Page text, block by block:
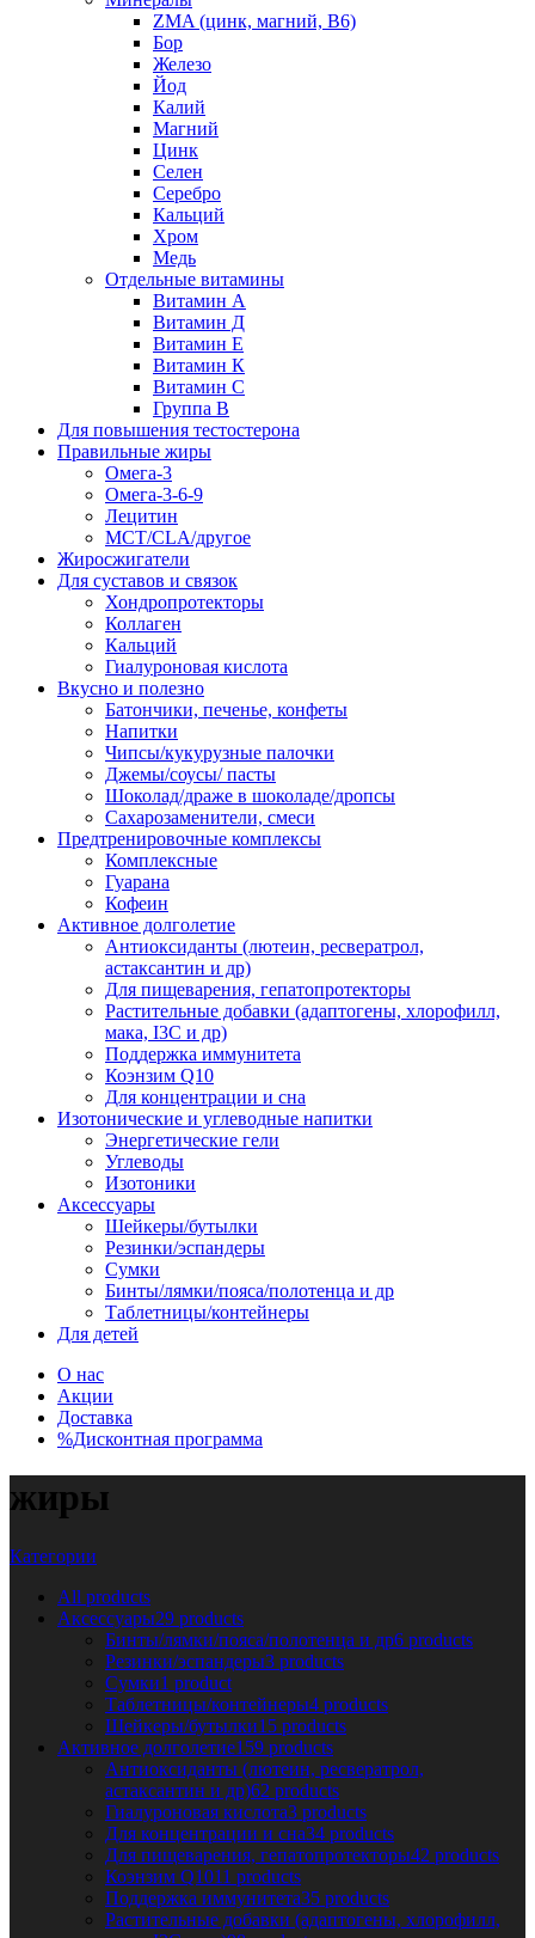
ZMA (цинк, магний, В6)
Бор
Железо
Йод
Калий
Магний
Цинк
Селен
Серебро
Кальций
Хром
Медь
Отдельные витамины
Витамин А
Витамин Д
Витамин Е
Витамин К
Витамин С
Группа В
Для повышения тестостерона
Правильные жиры
Омега-3
Омега-3-6-9
Лецитин
MCT/CLA/другое
Жиросжигатели
Для суставов и связок
Хондропротекторы
Коллаген
Кальций
Гиалуроновая кислота
Вкусно и полезно
Батончики, печенье, конфеты
Напитки
Чипсы/кукурузные палочки
Джемы/соусы/ пасты
Шоколад/драже в шоколаде/дропсы
Сахарозаменители, смеси
Предтренировочные комплексы
Комплексные
Гуарана
Кофеин
Активное долголетие
Антиоксиданты (лютеин, ресвератрол,
астаксантин и др)
Для пищеварения, гепатопротекторы
Растительные добавки (адаптогены, хлорофилл,
мака, I3C и др)
Поддержка иммунитета
Коэнзим Q10
Для концентрации и сна
Изотонические и углеводные напитки
Энергетические гели
Углеводы
Изотоники
Аксессуары
Шейкеры/бутылки
Резинки/эспандеры
Сумки
Бинты/лямки/пояса/полотенца и др
Таблетницы/контейнеры
Для детей
О нас
Акции
Доставка
%Дисконтная программа
жиры
Категории
All products
Аксессуары29 products
Бинты/лямки/пояса/полотенца и др6 products
Резинки/эспандеры3 products
Сумки1 product
Таблетницы/контейнеры4 products
Шейкеры/бутылки15 products
Активное долголетие159 products
Антиоксиданты (лютеин, ресвератрол,
астаксантин и др)62 products
Гиалуроновая кислота3 products
Для концентрации и сна34 products
Для пищеварения, гепатопротекторы42 products
Коэнзим Q1011 products
Поддержка иммунитета35 products
Растительные добавки (адаптогены, хлорофилл,